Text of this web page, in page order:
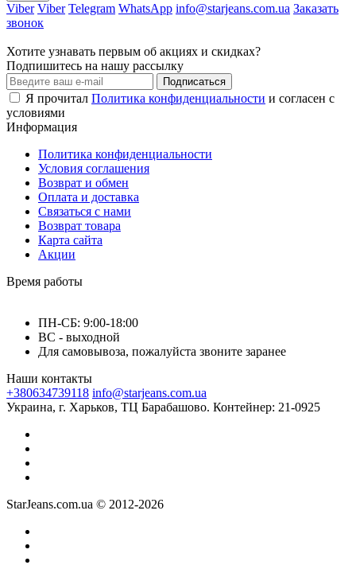
Viber Viber Telegram WhatsApp info@starjeans.com.ua Заказать
звонок
Хотите узнавать первым об акциях и скидках?
Подпишитесь на нашу рассылку
Подписаться
Я прочитал Политика конфиденциальности и согласен с
условиями
Информация
Политика конфиденциальности
Условия соглашения
Возврат и обмен
Оплата и доставка
Связаться с нами
Возврат товара
Карта сайта
Акции
Время работы
ПН-СБ: 9:00-18:00
ВС - выходной
Для самовывоза, пожалуйста звоните заранее
Наши контакты
+380634739118 info@starjeans.com.ua
Украина, г. Харьков, ТЦ Барабашово. Контейнер: 21-0925
StarJeans.com.ua © 2012-2026